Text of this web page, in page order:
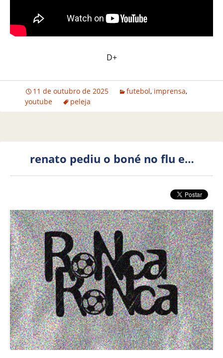
D+
11 de outubro de 2025 futebol, imprensa,
youtube
peleja
renato pediu o boné no flu e…